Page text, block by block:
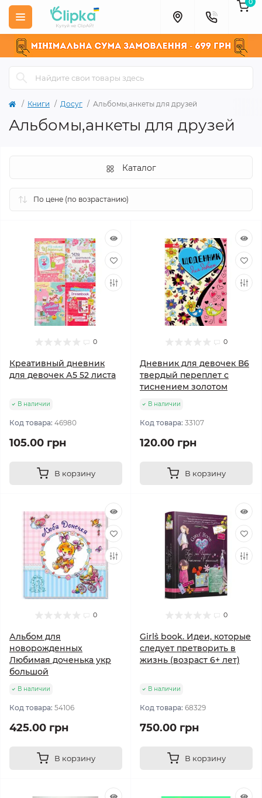
Книги Досуг Альбомы,анкеты для друзей
Альбомы,анкеты для друзей
Каталог
0
Креативный дневник
для девочек А5 52 листа
В наличии
Код товара: 46980
105.00 грн
В корзину
0
Дневник для девочек В6
твердый переплет с
тиснением золотом
В наличии
Код товара: 33107
120.00 грн
В корзину
0
Альбом для
новорожденных
Любимая доченька укр
большой
В наличии
Код товара: 54106
425.00 грн
В корзину
0
Girl`s book. Идеи, которые
следует претворить в
жизнь (возраст 6+ лет)
В наличии
Код товара: 68329
750.00 грн
В корзину